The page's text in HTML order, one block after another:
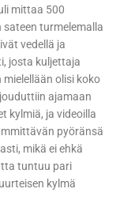
mittaa 500
turmelemalla
vedellä ja
josta kuljettaja
olisi koko
ajamaan
kylmiä, ja videoilla
pyöränsä
mikä ei ehkä
tuntuu pari
kylmä